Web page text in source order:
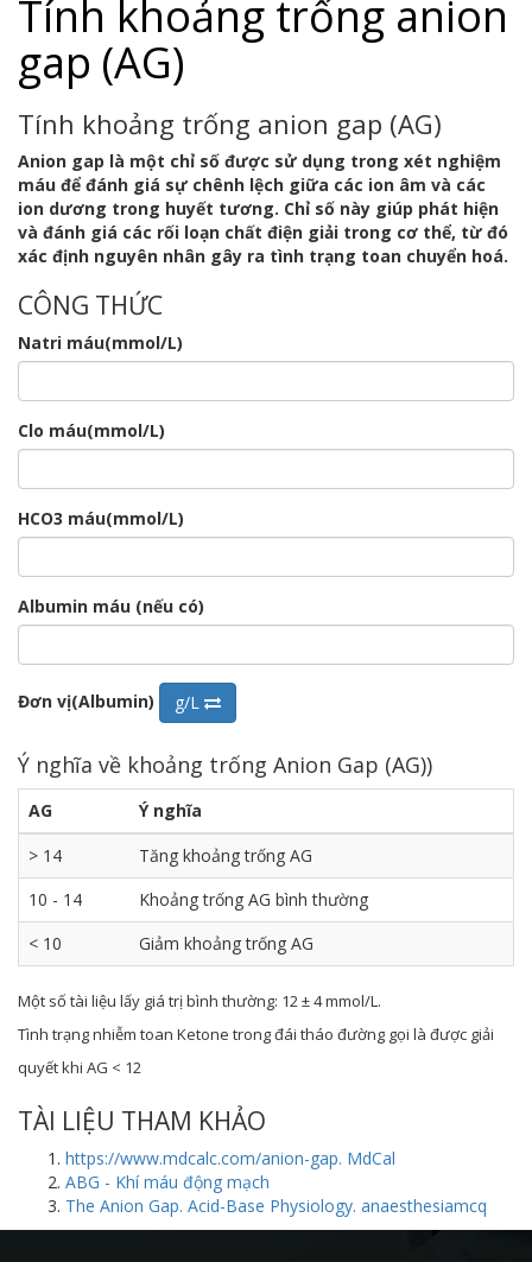
Tính khoảng trống anion
gap (AG)
Tính khoảng trống anion gap (AG)
Anion gap là một chỉ số được sử dụng trong xét nghiệm
máu để đánh giá sự chênh lệch giữa các ion âm và các
ion dương trong huyết tương. Chỉ số này giúp phát hiện
và đánh giá các rối loạn chất điện giải trong cơ thể, từ đó
xác định nguyên nhân gây ra tình trạng toan chuyển hoá.
CÔNG THỨC
Natri máu(mmol/L)
Clo máu(mmol/L)
HCO3 máu(mmol/L)
Albumin máu (nếu có)
Đơn vị(Albumin) g/L
Ý nghĩa về khoảng trống Anion Gap (AG))
AG
Ý nghĩa
> 14
Tăng khoảng trống AG
10 - 14
Khoảng trống AG bình thường
< 10
Giảm khoảng trống AG
Một số tài liệu lấy giá trị bình thường: 12 ± 4 mmol/L.
Tình trạng nhiễm toan Ketone trong đái tháo đường gọi là được giải
quyết khi AG < 12
TÀI LIỆU THAM KHẢO
https://www.mdcalc.com/anion-gap. MdCal
ABG - Khí máu động mạch
The Anion Gap. Acid-Base Physiology. anaesthesiamcq